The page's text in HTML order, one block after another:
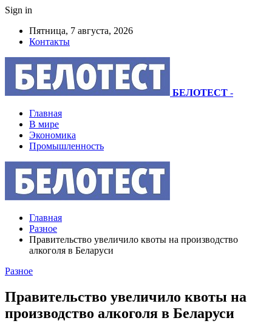
Sign in
Пятница, 7 августа, 2026
Контакты
БЕЛОТЕСТ -
Главная
В мире
Экономика
Промышленность
Главная
Разное
Правительство увеличило квоты на производство
алкоголя в Беларуси
Разное
Правительство увеличило квоты на
производство алкоголя в Беларуси